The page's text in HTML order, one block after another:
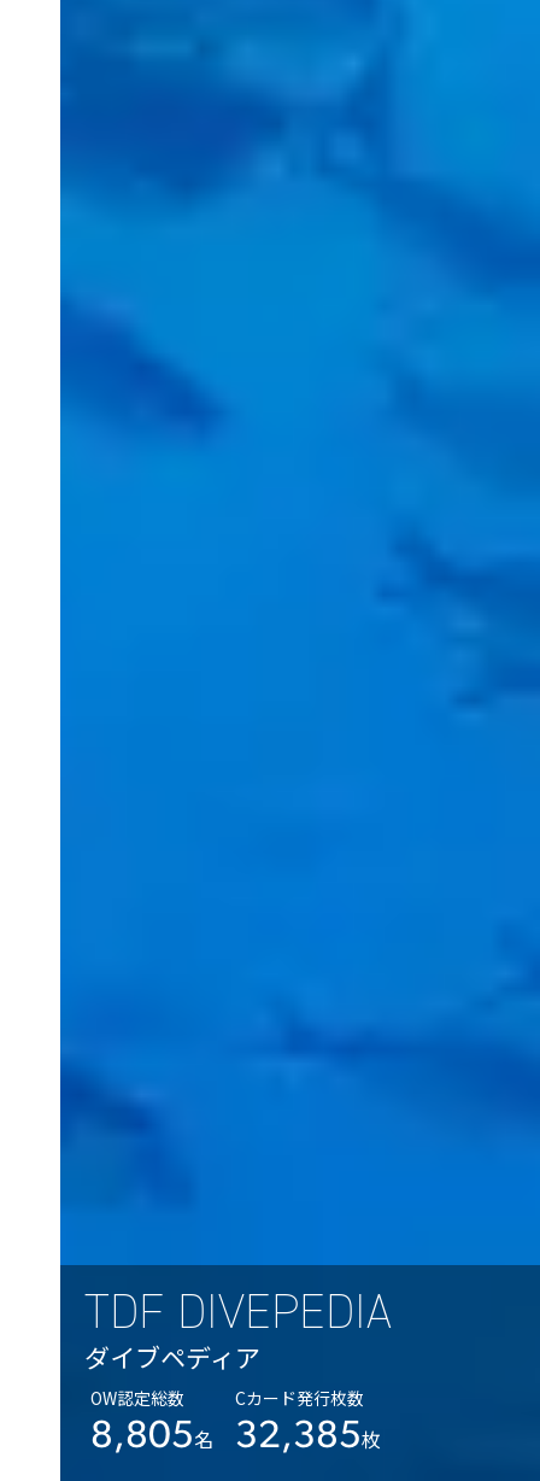
TDF DIVEPEDIA
ダイブペディア
OW認定総数
8,805名
Cカード発行枚数
32,385枚